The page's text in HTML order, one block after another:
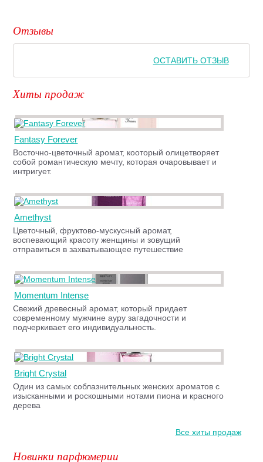
Отзывы
ОСТАВИТЬ ОТЗЫВ
Хиты продаж
Fantasy Forever
Восточно-цветочный аромат, кооторый олицетворяет
собой романтическую мечту, которая очаровывает и
интригует.
Amethyst
Цветочный, фруктово-мускусный аромат,
воспевающий красоту женщины и зовущий
отправиться в захватывающее путешествие
Momentum Intense
Свежий древесный аромат, который придает
современному мужчине ауру загадочности и
подчеркивает его индивидуальность.
Bright Crystal
Один из самых соблазнительных женских ароматов с
изысканными и роскошными нотами пиона и красного
дерева
Все хиты продаж
Новинки парфюмерии